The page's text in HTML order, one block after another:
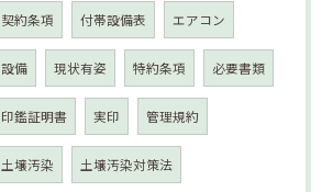
契約条項 付帯設備表 エアコン
設備 現状有姿 特約条項 必要書類
印鑑証明書 実印 管理規約
土壌汚染 土壌汚染対策法